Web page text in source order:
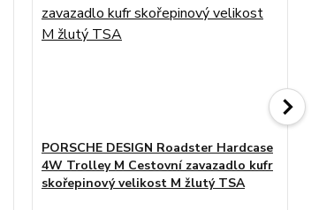
PORSCHE DESIGN Roadster Hardcase
4W Trolley M Cestovní zavazadlo kufr
skořepinový velikost M žlutý TSA